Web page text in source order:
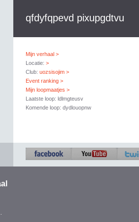
qfdyfqpevd pixupgdtvu
Mijn verhaal >
Locatie: >
Club: uozsisojim >
Event ranking >
Mijn loopmaatjes >
Laatste loop: ldlmgteusv
Komende loop: dydlouopnw